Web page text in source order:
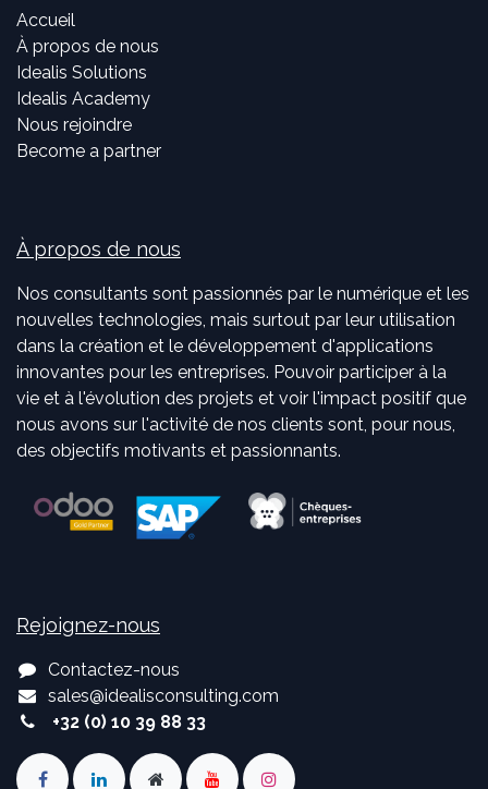
Accueil
À propos de nous
Idealis Solutions
Idealis Academy
Nous rejoindre
Become a partner
À propos de nous
Nos consultants sont passionnés par le numérique et les
nouvelles technologies, mais surtout par leur utilisation
dans la création et le développement d'applications
innovantes pour les entreprises. Pouvoir participer à la
vie et à l'évolution des projets et voir l'impact positif que
nous avons sur l'activité de nos clients sont, pour nous,
des objectifs motivants et passionnants.
Rejoignez-nous
Contactez-nous
sales@idealisconsulting.com
+32 (0) 10 39 88 33